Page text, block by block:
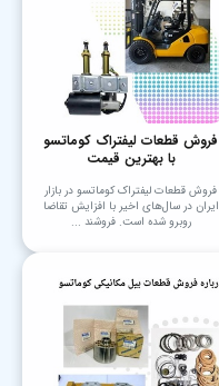
فروش قطعات لیفتراک کوماتسو
با بهترین قیمت
فروش قطعات لیفتراک کوماتسو در بازار
ایران در سال‌های اخیر با افزایش تقاضا
روبرو شده است. فروشند ...